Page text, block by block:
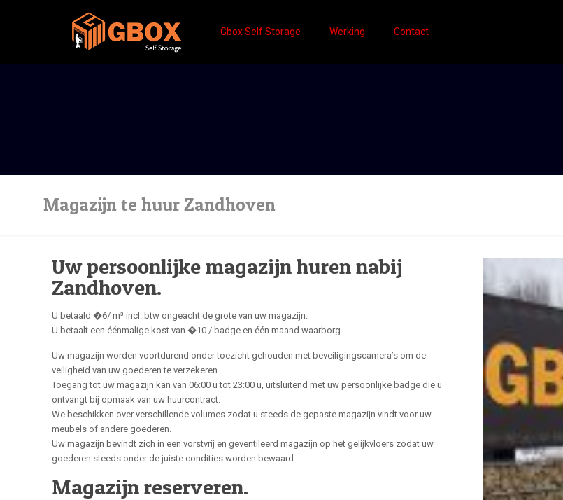
Gbox Self Storage Werking Contact
Magazijn te huur Zandhoven
Uw persoonlijke magazijn huren nabij
Zandhoven.
U betaald �6/ m³ incl. btw ongeacht de grote van uw magazijn.
U betaalt een éénmalige kost van �10 / badge en één maand waarborg.
Uw magazijn worden voortdurend onder toezicht gehouden met beveiligingscamera’s om de
veiligheid van uw goederen te verzekeren.
Toegang tot uw magazijn kan van 06:00 u tot 23:00 u, uitsluitend met uw persoonlijke badge die u
ontvangt bij opmaak van uw huurcontract.
We beschikken over verschillende volumes zodat u steeds de gepaste magazijn vindt voor uw
meubels of andere goederen.
Uw magazijn bevindt zich in een vorstvrij en geventileerd magazijn op het gelijkvloers zodat uw
goederen steeds onder de juiste condities worden bewaard.
Magazijn reserveren.